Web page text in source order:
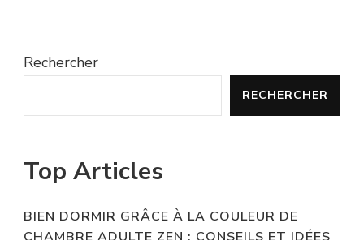
Rechercher
RECHERCHER
Top Articles
BIEN DORMIR GRÂCE À LA COULEUR DE